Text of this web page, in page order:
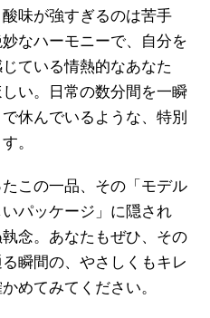
味が強すぎるのは苦手
なハーモニーで、自分を
ている情熱的なあなた
い。日常の数分間を一瞬
休んでいるような、特別
。
この一品、その「モデル
パッケージ」に隠され
念。あなたもぜひ、その
瞬間の、やさしくもキレ
めてみてください。